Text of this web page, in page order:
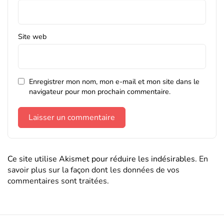
Site web
Enregistrer mon nom, mon e-mail et mon site dans le
navigateur pour mon prochain commentaire.
Ce site utilise Akismet pour réduire les indésirables. En
savoir plus sur la façon dont les données de vos
commentaires sont traitées.